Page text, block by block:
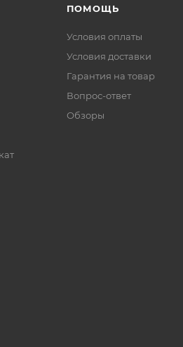
ПОМОЩЬ
Условия оплаты
Условия доставки
Гарантия на товар
Вопрос-ответ
Обзоры